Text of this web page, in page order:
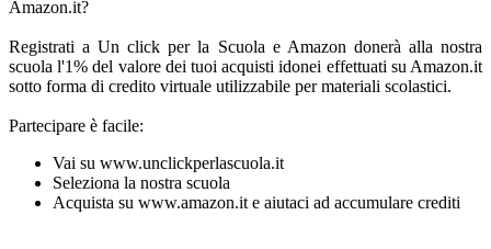
Amazon.it?
Registrati a Un click per la Scuola e Amazon donerà alla nostra
scuola l'1% del valore dei tuoi acquisti idonei effettuati su Amazon.it
sotto forma di credito virtuale utilizzabile per materiali scolastici.
Partecipare è facile:
Vai su www.unclickperlascuola.it
Seleziona la nostra scuola
Acquista su www.amazon.it e aiutaci ad accumulare crediti